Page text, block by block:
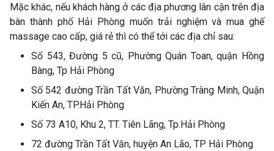
Mặc khác, nếu khách hàng ở các địa phương lân cận trên địa
bàn thành phố Hải Phòng muốn trải nghiệm và mua ghế
massage cao cấp, giá rẻ thì có thể tới các địa chỉ sau:
Số 543, Đường 5 cũ, Phường Quán Toan, quận Hồng
Bàng, Tp Hải Phòng
Số 542 đường Trần Tất Văn, Phường Tràng Minh, Quận
Kiến An, TP.Hải Phòng
Số 73 A10, Khu 2, TT. Tiên Lãng, Tp.Hải Phòng
72 đường Trần Tất Văn, huyện An Lão, TP Hải Phòng